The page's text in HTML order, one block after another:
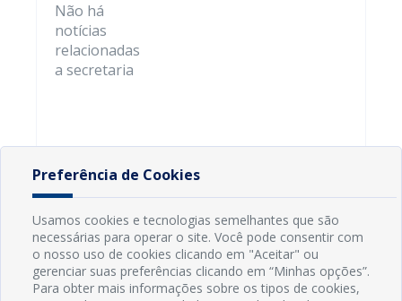
Não há
notícias
relacionadas
a secretaria
Preferência de Cookies
Usamos cookies e tecnologias semelhantes que são
necessárias para operar o site. Você pode consentir com
o nosso uso de cookies clicando em "Aceitar" ou
gerenciar suas preferências clicando em “Minhas opções”.
Para obter mais informações sobre os tipos de cookies,